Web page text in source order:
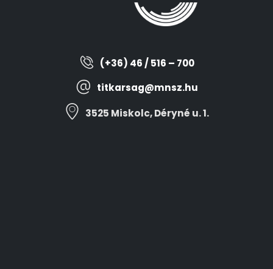
(+36) 46 / 516 – 700
titkarsag@mnsz.hu
3525 Miskolc, Déryné u. 1.